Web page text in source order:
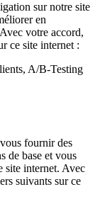
sur notre site
en
votre accord,
ce site internet :
A/B-Testing
fournir des
de base et vous
site internet. Avec
suivants sur ce